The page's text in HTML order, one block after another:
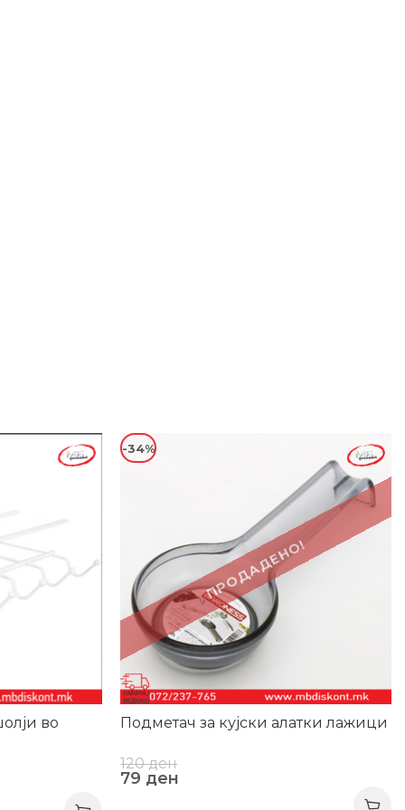
во
ПРОДАДЕНО!
-34%
Подметач за кујски алатки лажици
120ден
79 ден